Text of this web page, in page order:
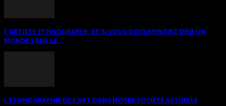
L’ARTISTE ETHNOGRAPHE: ET SI VOUS DOCUMENTIEZ DÉJÀ UN
MONDE SANS LE...
L’ETHNOGRAPHIE DE L’ART DANS NOTRE SOCIÉTÉ ACTUELLE